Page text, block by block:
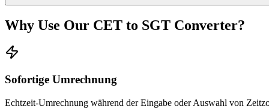
Why Use Our CET to SGT Converter?
Sofortige Umrechnung
Echtzeit-Umrechnung während der Eingabe oder Auswahl von